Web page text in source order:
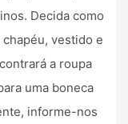
Decida como
vestido e
a roupa
uma boneca
informe-nos